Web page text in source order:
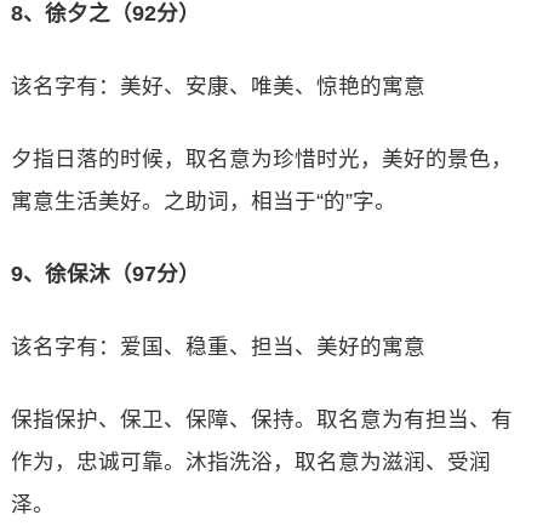
8、徐夕之（92分）
该名字有：美好、安康、唯美、惊艳的寓意
夕指日落的时候，取名意为珍惜时光，美好的景色，
寓意生活美好。之助词，相当于“的”字。
9、徐保沐（97分）
该名字有：爱国、稳重、担当、美好的寓意
保指保护、保卫、保障、保持。取名意为有担当、有
作为，忠诚可靠。沐指洗浴，取名意为滋润、受润
泽。